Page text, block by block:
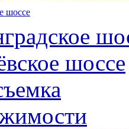
шоссе
шоссе